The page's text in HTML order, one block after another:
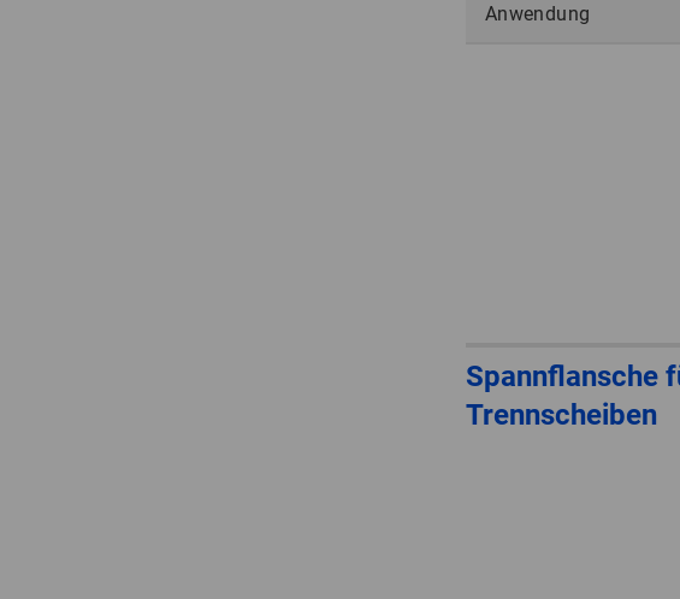
Anwendung
Spannflansche
Trennscheiben